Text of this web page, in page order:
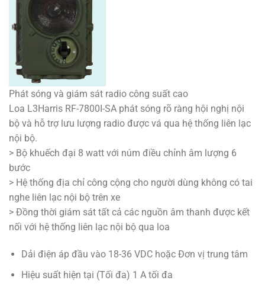
Phát sóng và giám sát radio công suất cao
Loa L3Harris RF-7800I-SA phát sóng rõ ràng hội nghị nội
bộ và hỗ trợ lưu lượng radio được vá qua hệ thống liên lạc
nội bộ.
> Bộ khuếch đại 8 watt với núm điều chỉnh âm lượng 6
bước
> Hệ thống địa chỉ công cộng cho người dùng không có tai
nghe liên lạc nội bộ trên xe
> Đồng thời giám sát tất cả các nguồn âm thanh được kết
nối với hệ thống liên lạc nội bộ qua loa
Dải điện áp đầu vào 18-36 VDC hoặc Đơn vị trung tâm
Hiệu suất hiện tại (Tối đa) 1 A tối đa